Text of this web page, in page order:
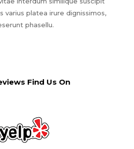
varius platea irure dignissimos,
phasellu.
Find Us On